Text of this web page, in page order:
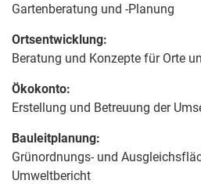
Gartenberatung und -Planung
Ortsentwicklung:
Beratung und Konzepte für Orte
Ökokonto:
Erstellung und Betreuung der
Bauleitplanung:
Grünordnungs- und
Umweltbericht